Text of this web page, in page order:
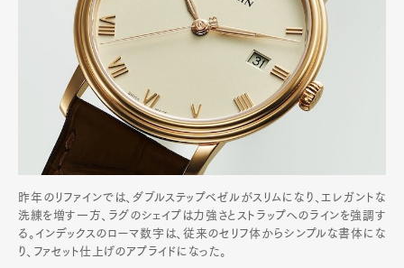
昨年のリファインでは、ダブルステップベゼルがスリムになり、エレガントな
洗練を増す一方、ラグのシェイプは力強さとストラップへのラインを強調す
る。インデックスのローマ数字は、従来のセリフ体からシンプルな書体にな
り、ファセット仕上げのアプライドになった。